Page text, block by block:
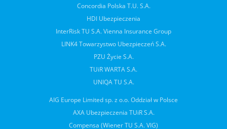
Concordia Polska T.U. S.A.
HDI Ubezpieczenia
InterRisk TU S.A. Vienna Insurance Group
LINK4 Towarzystwo Ubezpieczeń S.A.
PZU Życie S.A.
TUiR WARTA S.A.
UNIQA TU S.A.
AIG Europe Limited sp. z o.o. Oddział w Polsce
AXA Ubezpieczenia TUiR S.A.
Compensa (Wiener TU S.A. VIG)